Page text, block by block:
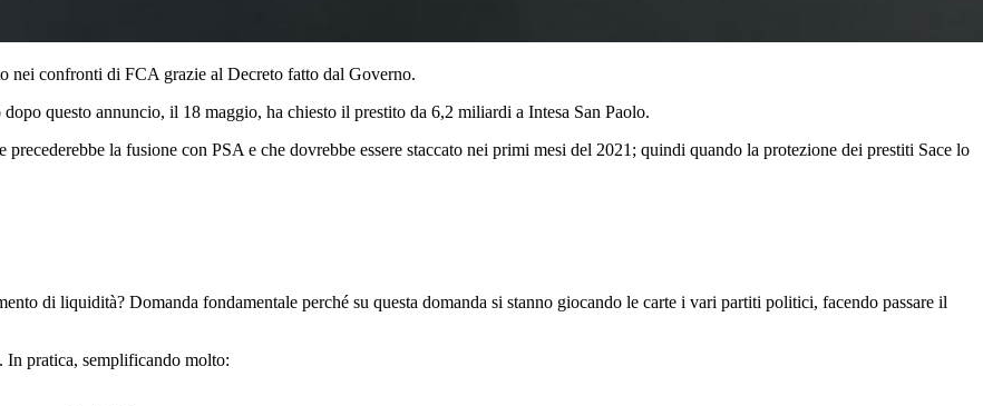
nei confronti di FCA grazie al Decreto fatto dal Governo.
questo annuncio, il 18 maggio, ha chiesto il prestito da 6,2 miliardi a Intesa San Paolo.
la fusione con PSA e che dovrebbe essere staccato nei primi mesi del 2021; quindi quando la protezione dei prestiti Sace lo
di liquidità? Domanda fondamentale perché su questa domanda si stanno giocando le carte i vari partiti politici, facendo passare il
In pratica, semplificando molto: